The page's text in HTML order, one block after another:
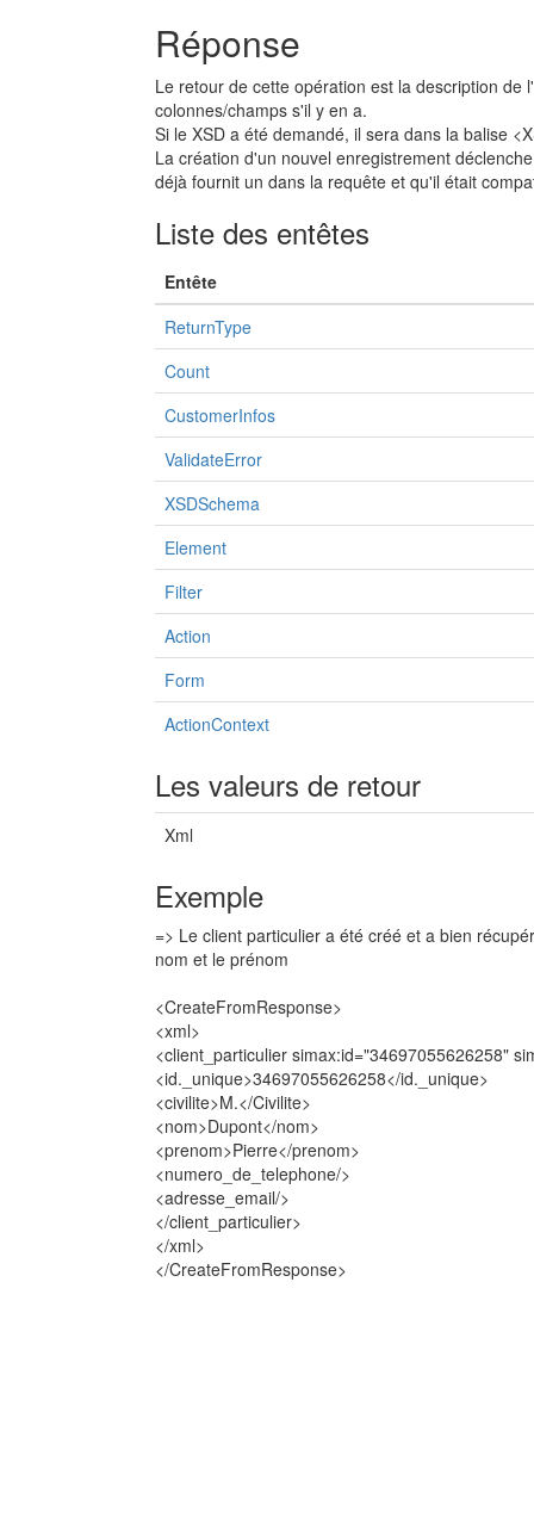
Réponse
Le retour de cette opération est la description
colonnes/champs s'il y en a.
Si le XSD a été demandé, il sera dans la balise
La création d'un nouvel enregistrement
déjà fournit un dans la requête et qu'il était
Liste des entêtes
Entête
ReturnType
Count
CustomerInfos
ValidateError
XSDSchema
Element
Filter
Action
Form
ActionContext
Les valeurs de retour
Xml
Exemple
=> Le client particulier a été créé et a bien
nom et le prénom
<CreateFromResponse>
<xml>
<client_particulier simax:id="34697055626258"
<id._unique>34697055626258</id._unique>
<civilite>M.</Civilite>
<nom>Dupont</nom>
<prenom>Pierre</prenom>
<numero_de_telephone/>
<adresse_email/>
</client_particulier>
</xml>
</CreateFromResponse>